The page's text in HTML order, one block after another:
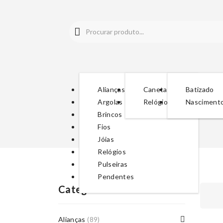
Alianças
Argolas
Brincos
Fios
Jóias
Relógios
Pulseiras
Pendentes
Canetas
Relógios
Batizado
Categorias De Produto
Alianças (89)